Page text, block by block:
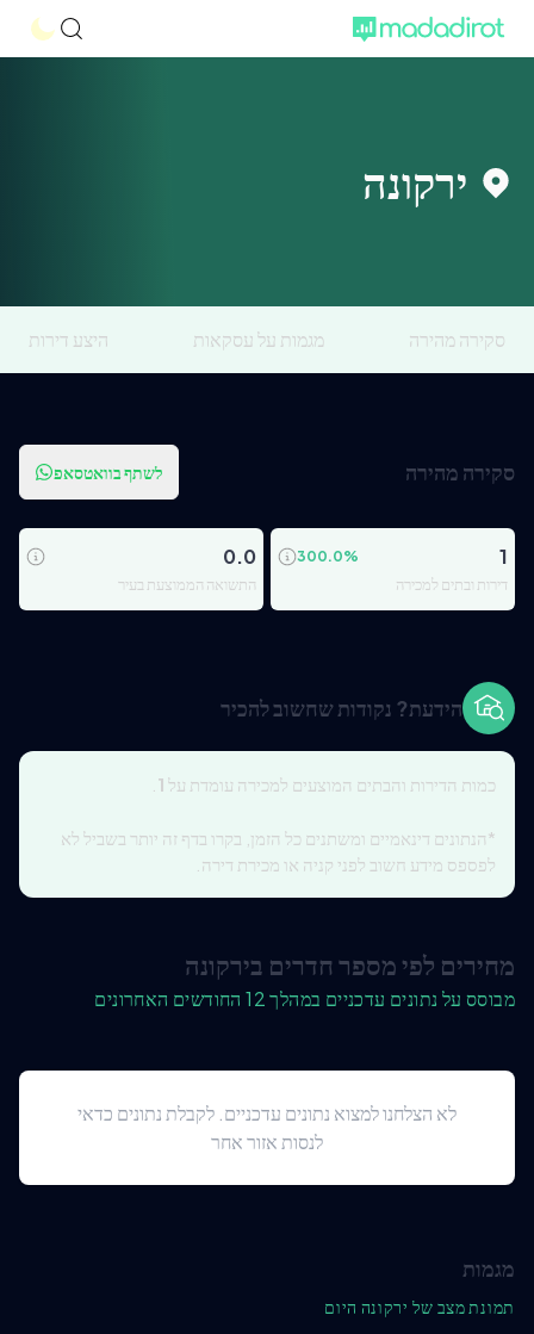
ירקונה
סקירה מהירה מגמות על עסקאות היצע דירות
סקירה מהירה לשתף בוואטסאפ
1
300.0%
דירות ובתים למכירה
0.0
התשואה הממוצעת בעיר
הידעת? נקודות שחשוב להכיר
כמות הדירות והבתים המוצעים למכירה עומדת על 1
*הנתונים דינאמיים ומשתנים כל הזמן, בקרו בדף זה יותר בשביל לא
לפספס מידע חשוב לפני קניה או מכירת דירה.
מחירים לפי מספר חדרים בירקונה
מבוסס על נתונים עדכניים במהלך 12 החודשים האחרונים
לא הצלחנו למצוא נתונים עדכניים. לקבלת נתונים כדאי
לנסות אזור אחר
מגמות
תמונת מצב של ירקונה היום